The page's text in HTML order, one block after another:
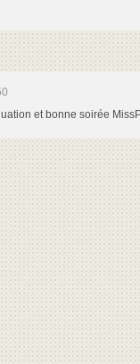
et bonne soirée